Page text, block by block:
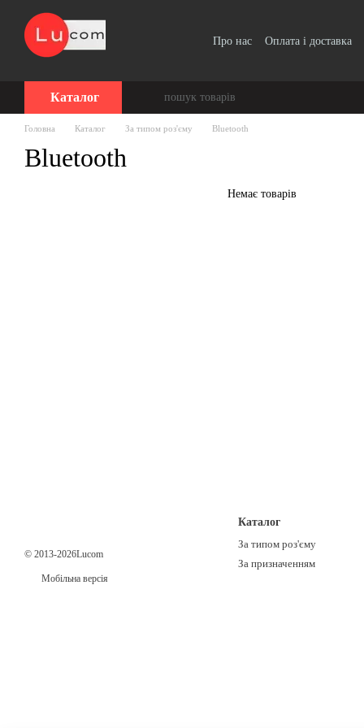
Перейти до основного контенту
Про нас Оплата і доставка
Каталог
Головна Каталог За типом роз'єму Bluetooth
Bluetooth
Немає товарів
© 2013-2026Lucom
Мобільна версія
Каталог
За типом роз'єму
За призначенням